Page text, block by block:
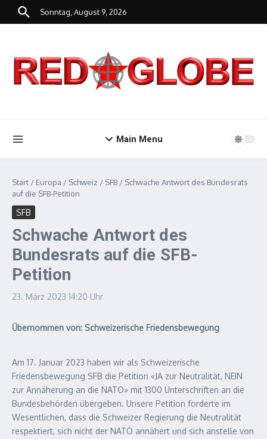
Zum Inhalt springen
Sonntag, August 9, 2026
Main Menu
Start / Europa / Schweiz / SFB / Schwache Antwort des Bundesrats
auf die SFB-Petition
SFB
Schwache Antwort des
Bundesrats auf die SFB-
Petition
23. März 2023 14:20 Uhr
Übernommen von: Schweizerische Friedensbewegung
Am 17. Januar 2023 haben wir als Schweizerische
Friedensbewegung SFB die Petition «JA zur Neutralität, NEIN
zur Annäherung an die NATO» mit 1300 Unterschriften an die
Bundesbehörden übergeben. Unsere Petition forderte im
Wesentlichen, dass die Schweizer Regierung die Neutralität
respektiert, sich nicht der NATO annähert und sich anstelle von